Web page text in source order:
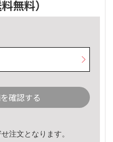
料無料）
確認する
注文となります。